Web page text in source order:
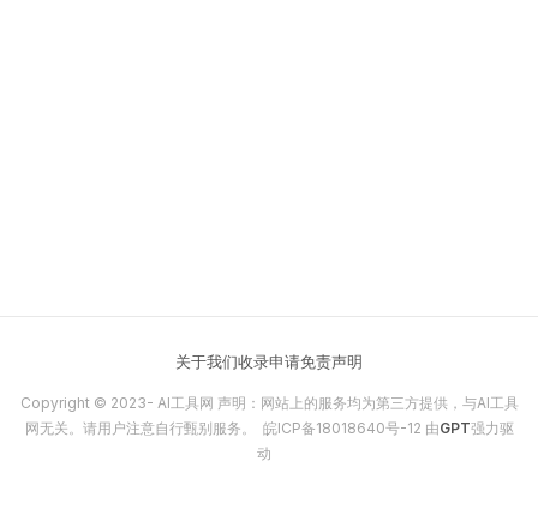
关于我们收录申请免责声明
Copyright © 2023- AI工具网 声明：网站上的服务均为第三方提供，与AI工具
网无关。请用户注意自行甄别服务。 皖ICP备18018640号-12 由GPT强力驱
动